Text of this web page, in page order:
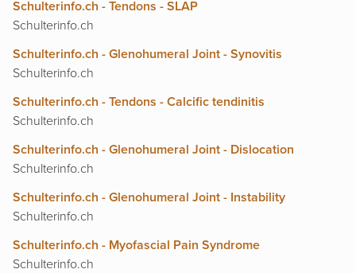
Schulterinfo.ch - Tendons - SLAP
Schulterinfo.ch
Schulterinfo.ch - Glenohumeral Joint - Synovitis
Schulterinfo.ch
Schulterinfo.ch - Tendons - Calcific tendinitis
Schulterinfo.ch
Schulterinfo.ch - Glenohumeral Joint - Dislocation
Schulterinfo.ch
Schulterinfo.ch - Glenohumeral Joint - Instability
Schulterinfo.ch
Schulterinfo.ch - Myofascial Pain Syndrome
Schulterinfo.ch